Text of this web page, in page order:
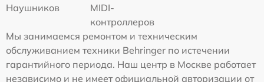
Наушников
MIDI-
контроллеров
Мы занимаемся ремонтом и техническим
обслуживанием техники Behringer по истечении
гарантийного периода. Наш центр в Москве работает
независимо и не имеет официальной авторизации от